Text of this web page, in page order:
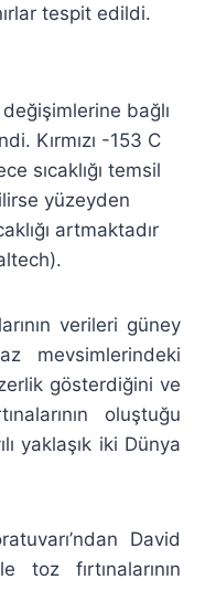
tespit edildi.
değişimlerine bağlı
Kırmızı -153 C
sıcaklığı temsil
yüzeyden
artmaktadır
verileri güney
mevsimlerindeki
gösterdiğini ve
oluştuğu
yaklaşık iki Dünya
David
toz fırtınalarının